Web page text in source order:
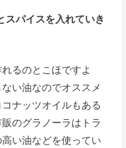
パイスを入れていき
るのとこほですよ
い油なのでオススメ
ナッツオイルもある
のグラノーラはトラ
い油などを使ってい